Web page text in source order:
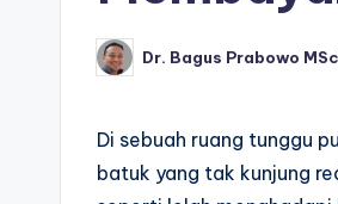
Posted
by
Dr. Bagus Prabowo
Di sebuah ruang tunggu
batuk yang tak kunjung